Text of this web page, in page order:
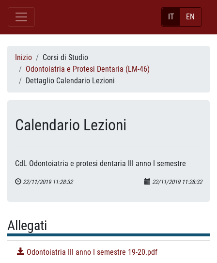
IT EN
Inizio
Corsi di Studio
Odontoiatria e Protesi Dentaria (LM-46)
Dettaglio Calendario Lezioni
Calendario Lezioni
CdL Odontoiatria e protesi dentaria III anno I semestre
22/11/2019 11:28:32 22/11/2019 11:28:32
Allegati
Odontoiatria III anno I semestre 19-20.pdf